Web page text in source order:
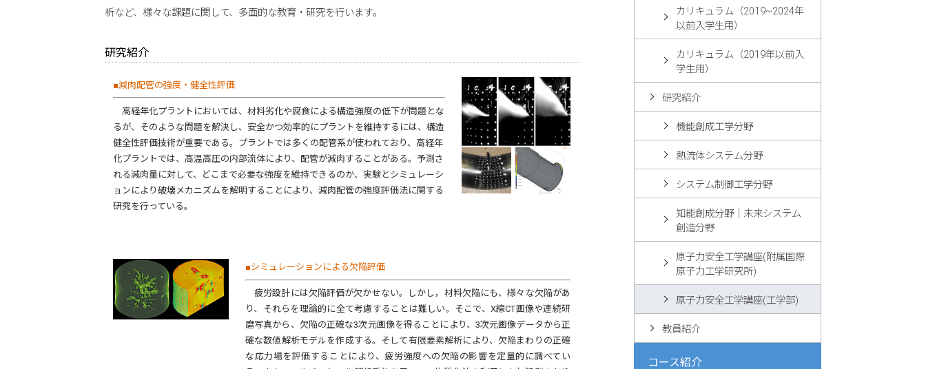
析など、様々な課題に関して、多面的な教育・研究を行います。
研究紹介
■減肉配管の強度・健全性評価
高経年化プラントにおいては、材料劣化や腐食による構造強度の低下が問題とな
るが、そのような問題を解決し、安全かつ効率的にプラントを維持するには、構造
健全性評価技術が重要である。プラントでは多くの配管系が使われており、高経年
化プラントでは、高温高圧の内部流体により、配管が減肉することがある。予測さ
れる減肉量に対して、どこまで必要な強度を維持できるのか、実験とシミュレーシ
ョンにより破壊メカニズムを解明することにより、減肉配管の強度評価法に関する
研究を行っている。
■シミュレーションによる欠陥評価
疲労設計には欠陥評価が欠かせない。しかし，材料欠陥にも、様々な欠陥があ
り、それらを理論的に全て考慮することは難しい。そこで、X線CT画像や連続研
磨写真から、欠陥の正確な3次元画像を得ることにより、3次元画像データから正
確な数値解析モデルを作成する。そして有限要素解析により、欠陥まわりの正確
な応力場を評価することにより、疲労強度への欠陥の影響を定量的に調べてい
カリキュラム（2019~2024年
以前入学生用）
カリキュラム（2019年以前入
学生用）
研究紹介
機能創成工学分野
熱流体システム分野
システム制御工学分野
知能創成分野｜未来システム
創造分野
原子力安全工学講座(附属国際
原子力工学研究所)
原子力安全工学講座(工学部)
教員紹介
コース紹介